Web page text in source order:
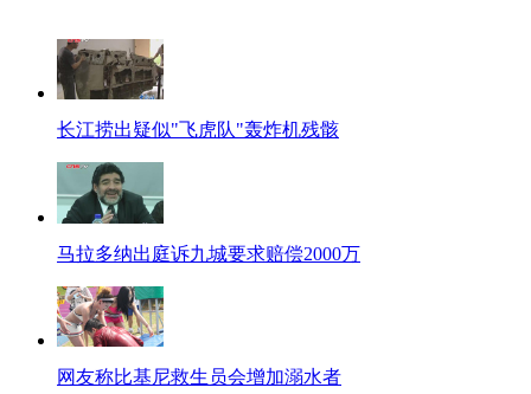
长江捞出疑似"飞虎队"轰炸机残骸
马拉多纳出庭诉九城要求赔偿2000万
网友称比基尼救生员会增加溺水者